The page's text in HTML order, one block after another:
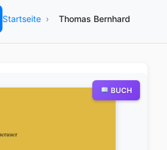
Startseite › Thomas Bernhard
BUCH